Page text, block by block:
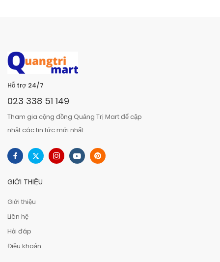
Hỗ trợ 24/7
023 338 51 149
Tham gia cộng đồng Quảng Trị Mart để cập
nhật các tin tức mới nhất
GIỚI THIỆU
Giới thiệu
Liên hệ
Hỏi đáp
Điều khoản